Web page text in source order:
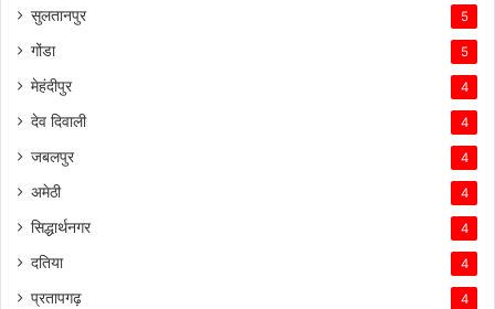
सुलतानपुर 5
गोंडा 5
मेहंदीपुर 4
देव दिवाली 4
जबलपुर 4
अमेठी 4
सिद्धार्थनगर 4
दतिया 4
प्रतापगढ़ 4